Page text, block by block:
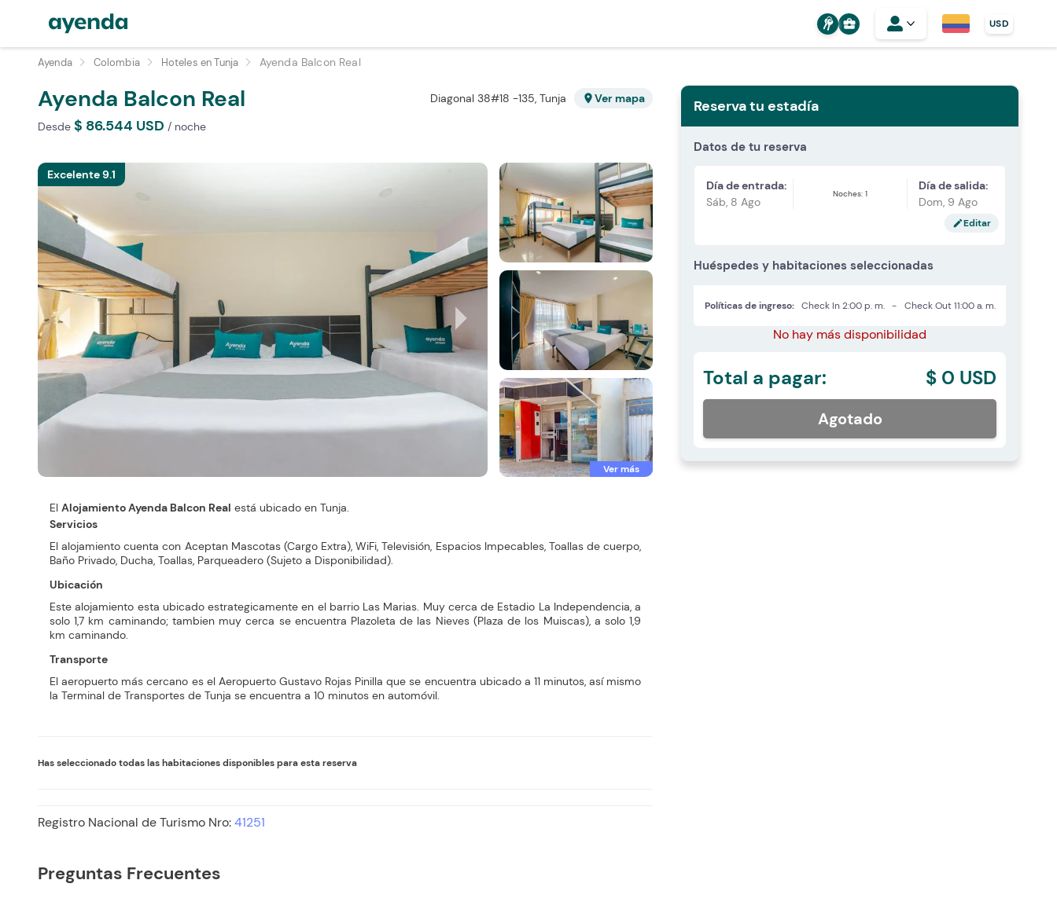
business_center USD
Ayenda Colombia Hoteles en Tunja Ayenda Balcon Real
Ayenda Balcon Real Diagonal 38#18 -135, Tunja location_onVer mapa
Desde $ 86.544 USD / noche
arrow_left arrow_right
Excelente 9.1
Ver más
El Alojamiento Ayenda Balcon Real está ubicado en Tunja.
Servicios
El alojamiento cuenta con Aceptan Mascotas (Cargo Extra), WiFi, Televisión, Espacios Impecables, Toallas de cuerpo,
Baño Privado, Ducha, Toallas, Parqueadero (Sujeto a Disponibilidad).
Ubicación
Este alojamiento esta ubicado estrategicamente en el barrio Las Marias. Muy cerca de Estadio La Independencia, a
solo 1,7 km caminando; tambien muy cerca se encuentra Plazoleta de las Nieves (Plaza de los Muiscas), a solo 1,9
km caminando.
Transporte
El aeropuerto más cercano es el Aeropuerto Gustavo Rojas Pinilla que se encuentra ubicado a 11 minutos, así mismo
la Terminal de Transportes de Tunja se encuentra a 10 minutos en automóvil.
Has seleccionado todas las habitaciones disponibles para esta reserva
Registro Nacional de Turismo Nro:41251
Preguntas Frecuentes
Reserva tu estadía
Datos de tu reserva
Día de entrada:
Sáb, 8 Ago
Noches: 1
Día de salida:
Dom, 9 Ago
editEditar
Huéspedes y habitaciones seleccionadas
Políticas de ingreso: Check In2:00 p. m. - Check Out11:00 a. m.
No hay más disponibilidad
Total a pagar: $ 0 USD
Agotado